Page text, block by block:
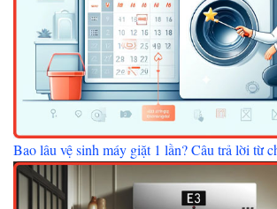
Bao lâu vệ sinh máy giặt 1 lần? Câu trả lời từ